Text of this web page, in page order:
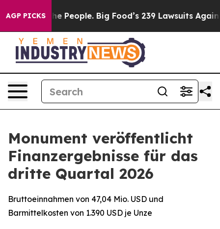
AGP PICKS
People. Big Food’s 239 Lawsuits Against Life-
Monument veröffentlicht
Finanzergebnisse für das
dritte Quartal 2026
Bruttoeinnahmen von 47,04 Mio. USD und
Barmittelkosten von 1.390 USD je Unze